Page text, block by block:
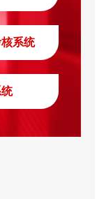
系统